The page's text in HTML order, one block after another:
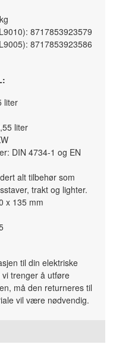
8717853923579
8717853923586
liter
liter
DIN 4734-1 og EN
alt tilbehør som
trakt og lighter.
x 135 mm
til din elektriske
trenger å utføre
må den returneres til
vil være nødvendig.